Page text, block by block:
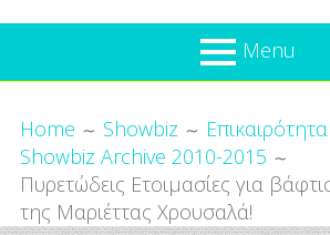
Menu
Για
το
Παιδί
Επικαιρότητα
Προσφορές
Home Showbiz
Επικαιρότητα
Showbiz Archive 2010-2015
Πυρετώδεις Ετοιμασίες για
της Μαριέττας Χρουσαλά!